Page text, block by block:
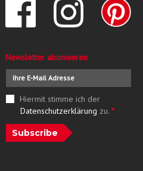
Newsletter abonnieren
Hiermit stimme ich der
Datenschutzerklärung zu. *
Subscribe